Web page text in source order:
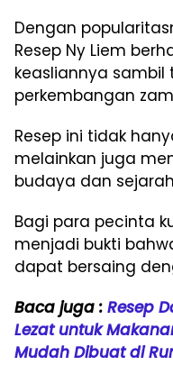
Dengan
Resep Ny Liem
keasliannya
perkembangan
Resep ini tidak
melainkan juga
budaya dan
Bagi para pecinta
menjadi bukti
dapat bersaing
Baca juga : Resep
Lezat untuk
Mudah Dibuat di